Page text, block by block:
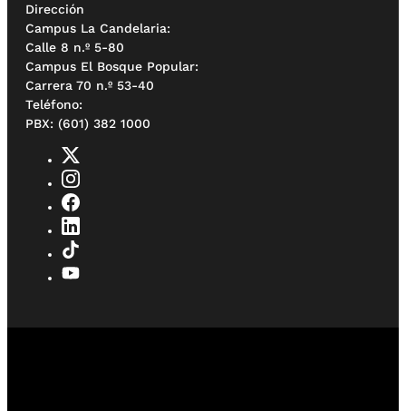
Dirección
Campus La Candelaria:
Calle 8 n.º 5-80
Campus El Bosque Popular:
Carrera 70 n.º 53-40
Teléfono:
PBX: (601) 382 1000